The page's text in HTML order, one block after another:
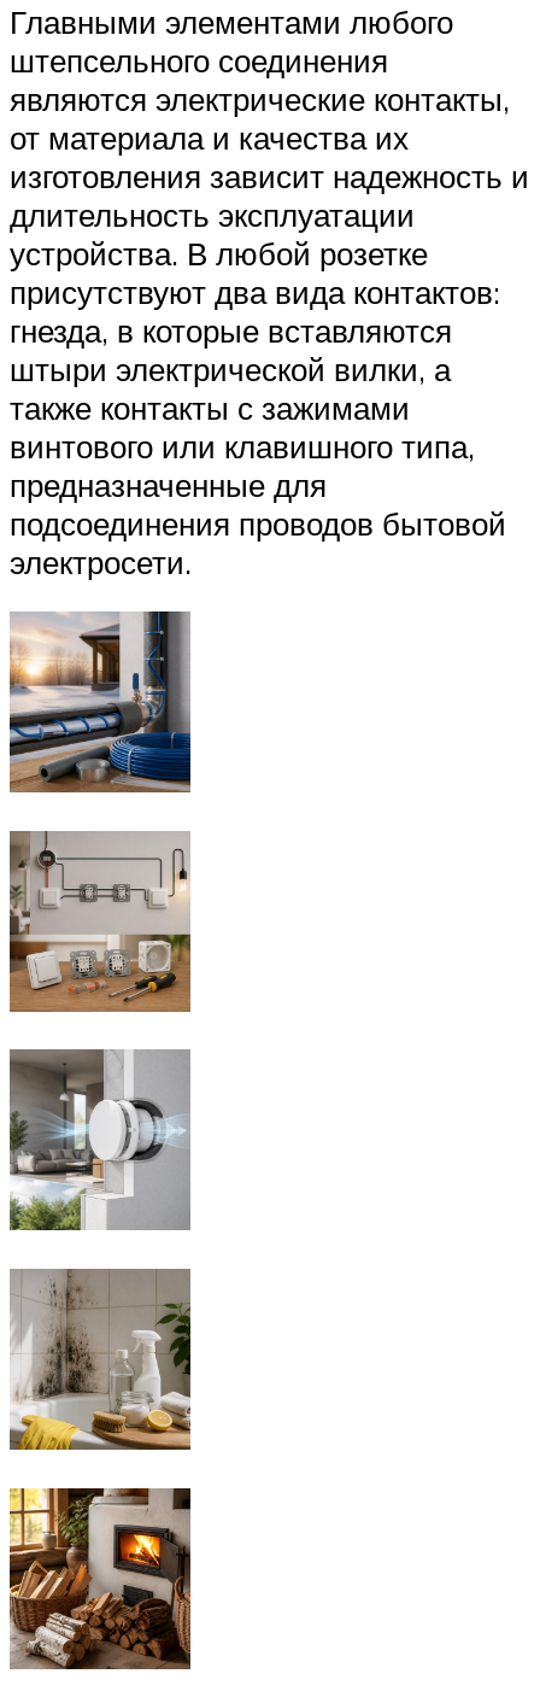
Главными элементами любого
штепсельного соединения
являются электрические контакты,
от материала и качества их
изготовления зависит надежность и
длительность эксплуатации
устройства. В любой розетке
присутствуют два вида контактов:
гнезда, в которые вставляются
штыри электрической вилки, а
также контакты с зажимами
винтового или клавишного типа,
предназначенные для
подсоединения проводов бытовой
электросети.